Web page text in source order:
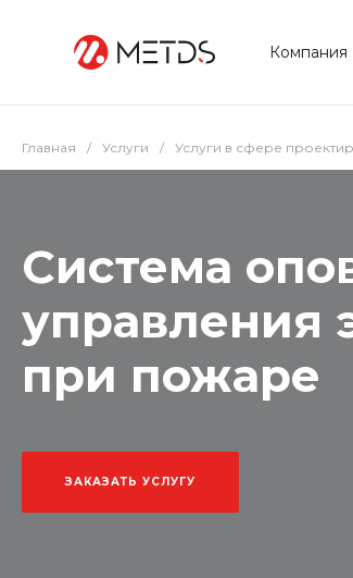
Компания
Главная / Услуги / Услуги в сфере
Система
управления
при пожаре
ЗАКАЗАТЬ УСЛУГУ